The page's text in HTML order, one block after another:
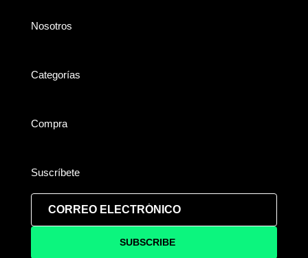
Nosotros
Categorías
Compra
Suscríbete
SUBSCRIBE